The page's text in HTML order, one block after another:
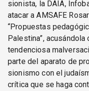
sionista, la DAIA,
atacar a AMSAFE
“Propuestas
Palestina”, acusándola
tendenciosa
parte del aparato de
sionismo con el
crítica que se haga